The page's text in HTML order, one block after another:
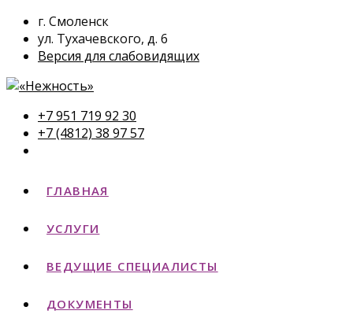
г. Смоленск
ул. Тухачевского, д. 6
Версия для слабовидящих
+7 951 719 92 30
+7 (4812) 38 97 57
ГЛАВНАЯ
УСЛУГИ
ВЕДУЩИЕ СПЕЦИАЛИСТЫ
ДОКУМЕНТЫ